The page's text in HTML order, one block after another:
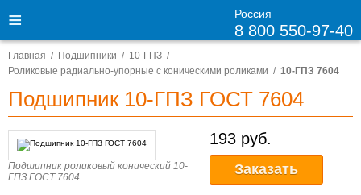
Главная Подшипники
10-ГПЗ
Роликовые радиально-упорные с коническими роликами
10-ГПЗ 7604
Подшипник 10-ГПЗ ГОСТ 7604
Подшипник роликовый конический 10-
ГПЗ ГОСТ 7604
193
Заказать
Россия
8 800 550-97-40